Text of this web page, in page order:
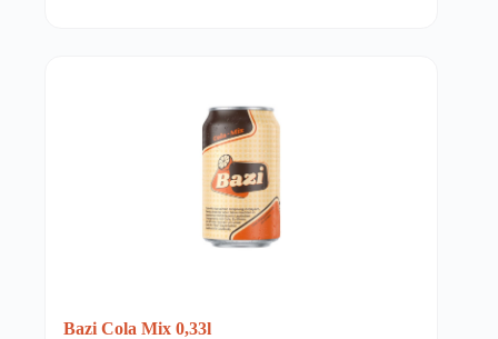
Bazi Cola Mix 0,33l